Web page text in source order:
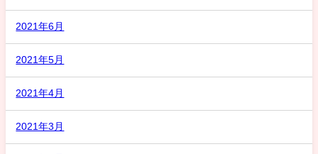
2021年6月
2021年5月
2021年4月
2021年3月